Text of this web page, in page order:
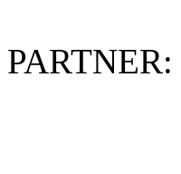
PARTNER: